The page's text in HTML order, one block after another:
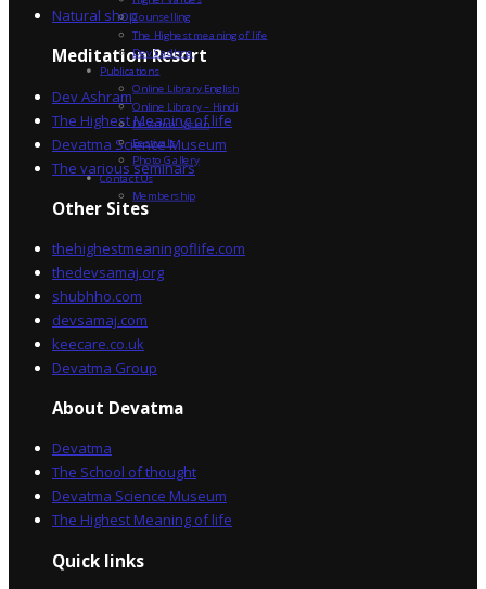
Natural shop
Meditation Resort
Dev Ashram
The Highest Meaning of life
Devatma Science Museum
The various seminars
Other Sites
thehighestmeaningoflife.com
thedevsamaj.org
shubhho.com
devsamaj.com
keecare.co.uk
Devatma Group
About Devatma
Devatma
The School of thought
Devatma Science Museum
The Highest Meaning of life
Quick links
Counselling
The Highest meaning of life
Dev Sadhna
Publications
Online Library English
Online Library – Hindi
Devatma Vision
Festivals
Photo Gallery
Contact Us
Membership